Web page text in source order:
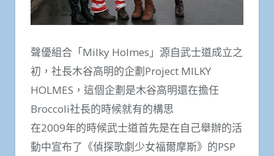
聲優組合「Milky Holmes」源自武士道成立之
初，社長木谷高明的企劃Project MILKY
HOLMES，這個企劃是木谷高明還在擔任
Broccoli社長的時候就有的構思
在2009年的時候武士道首先是在自己舉辦的活
動中宣布了《偵探歌劇少女福爾摩斯​​》的PSP